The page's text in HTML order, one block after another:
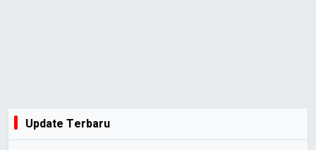
Update Terbaru